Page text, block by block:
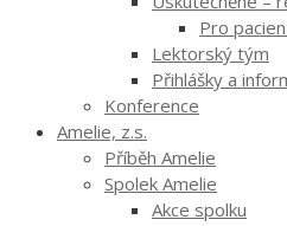
Pro
Lektorský tým
Přihlášky a
Konference
Amelie, z.s.
Příběh Amelie
Spolek Amelie
Akce spolku